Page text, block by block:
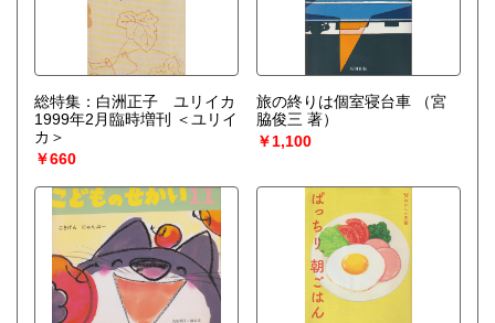
総特集：白洲正子 ユリイカ
1999年2月臨時増刊 ＜ユリイ
カ＞
￥660
旅の終りは個室寝台車
（宮
脇俊三 著）
￥1,100